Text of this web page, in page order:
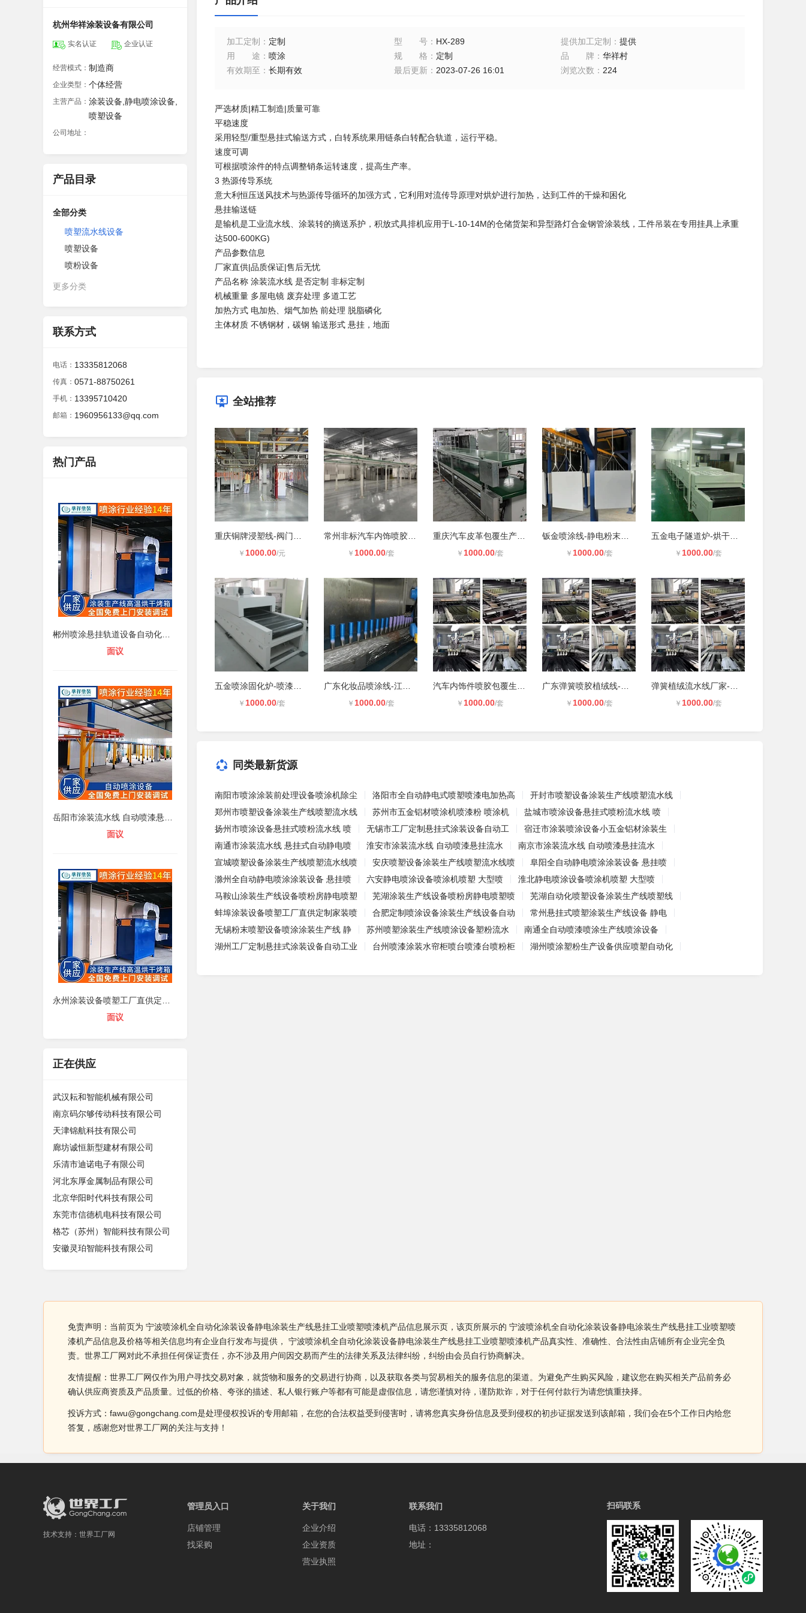
杭州华祥涂装设备有限公司
实名认证 企业认证
经营模式： 制造商
企业类型： 个体经营
主营产品： 涂装设备,静电喷涂设备,
喷塑设备
公司地址：
产品目录
全部分类
喷塑流水线设备
喷塑设备
喷粉设备
更多分类
联系方式
电话： 13335812068
传真： 0571-88750261
手机： 13395710420
邮箱： 1960956133@qq.com
热门产品
面议
面议
面议
正在供应
武汉耘和智能机械有限公司
南京码尔够传动科技有限公司
天津锦航科技有限公司
廊坊诚恒新型建材有限公司
乐清市迪诺电子有限公司
河北东厚金属制品有限公司
北京华阳时代科技有限公司
东莞市信德机电科技有限公司
格芯（苏州）智能科技有限公司
安徽灵珀智能科技有限公司
加工定制 ： 定制 型号： HX-289 提供加工定制 ：提供
用途 ： 喷涂 规格 ： 定制 品牌 ：华祥村
有效期至 ： 长期有效 最后更新： 2023-07-26 16:01 浏览次数 ： 224
严选材质|精工制造|质量可靠
平稳速度
采用轻型/重型悬挂式输送方式，白转系统果用链条白转配合轨道，运行平稳。
速度可调
可根据喷涂件的特点调整销条运转速度，提高生产率。
3 热源传导系统
意大利恒压送风技术与热源传导循环的加强方式，它利用对流传导原理对烘炉进行加热，达到工件的干燥和困化
悬挂输送链
是输机是工业流水线、涂装转的摘送系护，积放式具排机应用于L-10-14M的仓储货架和异型路灯合金钢管涂装线，工件吊装在专用挂具上承重
达500-600KG)
产品参数信息
厂家直供|品质保证|售后无忧
产品名称 涂装流水线 是否定制 非标定制
机械重量 多屋电镜 废弃处理 多道工艺
加热方式 电加热、烟气加热 前处理 脱脂磷化
主体材质 不锈钢材，碳钢 输送形式 悬挂，地面
全站推荐
￥ 1000.00/元 ￥ 1000.00/套 ￥ 1000.00/套 ￥ 1000.00/套 ￥ 1000.00/套
￥ 1000.00/套 ￥ 1000.00/套 ￥ 1000.00/套 ￥ 1000.00/套 ￥ 1000.00/套
同类最新货源
南阳市喷涂涂装前处理设备喷涂机除尘 洛阳市全自动静电式喷塑喷漆电加热高
开封市喷塑设备涂装生产线喷塑流水线
郑州市喷塑设备涂装生产线喷塑流水线
苏州市五金铝材喷涂机喷漆粉 喷涂机
盐城市喷涂设备悬挂式喷粉流水线 喷
扬州市喷涂设备悬挂式喷粉流水线 喷
无锡市工厂定制悬挂式涂装设备自动工
宿迁市涂装喷涂设备小五金铝材涂装生
南通市涂装流水线 悬挂式自动静电喷
淮安市涂装流水线 自动喷漆悬挂流水
南京市涂装流水线 自动喷漆悬挂流水
宣城喷塑设备涂装生产线喷塑流水线喷
安庆喷塑设备涂装生产线喷塑流水线喷
阜阳全自动静电喷涂涂装设备 悬挂喷
滁州全自动静电喷涂涂装设备 悬挂喷
六安静电喷涂设备喷涂机喷塑 大型喷
淮北静电喷涂设备喷涂机喷塑 大型喷
马鞍山涂装生产线设备喷粉房静电喷塑
芜湖涂装生产线设备喷粉房静电喷塑喷
芜湖自动化喷塑设备涂装生产线喷塑线
蚌埠涂装设备喷塑工厂直供定制家装喷
合肥定制喷涂设备涂装生产线设备自动
常州悬挂式喷塑涂装生产线设备 静电
无锡粉末喷塑设备喷涂涂装生产线 静
苏州喷塑涂装生产线喷涂设备塑粉流水
南通全自动喷漆喷涂生产线喷涂设备
湖州工厂定制悬挂式涂装设备自动工业
台州喷漆涂装水帘柜喷台喷漆台喷粉柜 湖州喷涂塑粉生产设备供应喷塑自动化
免责声明：当前页为 宁波喷涂机全自动化涂装设备静电涂装生产线悬挂工业喷塑喷漆机产品信息展示页，该页所展示的 宁波喷涂机全自动化涂装设备静电涂装生产线悬挂工业喷塑喷
漆机产品信息及价格等相关信息均有企业自行发布与提供， 宁波喷涂机全自动化涂装设备静电涂装生产线悬挂工业喷塑喷漆机产品真实性、准确性、合法性由店铺所有企业完全负
责。世界工厂网对此不承担任何保证责任，亦不涉及用户间因交易而产生的法律关系及法律纠纷，纠纷由会员自行协商解决。
友情提醒：世界工厂网仅作为用户寻找交易对象，就货物和服务的交易进行协商，以及获取各类与贸易相关的服务信息的渠道。为避免产生购买风险，建议您在购买相关产品前务必
确认供应商资质及产品质量。过低的价格、夸张的描述、私人银行账户等都有可能是虚假信息，请您谨慎对待，谨防欺诈，对于任何付款行为请您慎重抉择。
投诉方式：fawu@gongchang.com是处理侵权投诉的专用邮箱，在您的合法权益受到侵害时，请将您真实身份信息及受到侵权的初步证据发送到该邮箱，我们会在5个工作日内给您
答复，感谢您对世界工厂网的关注与支持！
技术支持： 世界工厂网
管理员入口
店铺管理
找采购
关于我们
企业介绍
企业资质
营业执照
联系我们
电话：13335812068
地址：
扫码联系